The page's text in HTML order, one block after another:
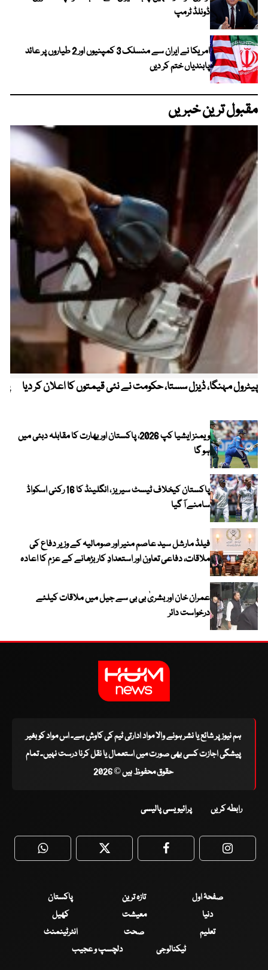
ڈونلڈ ٹرمپ
امریکا نے ایران سے منسلک 3 کمپنیوں اور 2 طیاروں پر عائد
پابندیاں ختم کر دیں
مقبول ترین خبریں
پیٹرول مہنگا، ڈیزل سستا، حکومت نے نئی قیمتوں کا اعلان کر دیا
ویمنز ایشیا کپ 2026، پاکستان اور بھارت کا مقابلہ دبئی میں
ہو گا
پاکستان کیخلاف ٹیسٹ سیریز ، انگلینڈ کا 16 رکنی اسکواڈ
سامنے آ گیا
فیلڈ مارشل سید عاصم منیر اور صومالیہ کے وزیر دفاع کی
ملاقات، دفاعی تعاون اور استعدادِ کار بڑھانے کے عزم کا اعادہ
عمران خان اور بشریٰ بی بی سے جیل میں ملاقات کیلئے
درخواست دائر
ہم نیوز پر شائع یا نشر ہونے والا مواد ادارتی ٹیم کی کاوش ہے۔ اس مواد کو بغیر
پیشگی اجازت کسی بھی صورت میں استعمال یا نقل کرنا درست نہیں۔ تمام
حقوق محفوظ ہیں © 2026
رابطہ کریں پرائیویسی پالیسی
WhatsApp Twitter Facebook
صفحۂ اول تازہ ترین
پاکستان
دنیا
معیشت
کھیل
تعلیم
صحت
انٹرٹینمنٹ
ٹیکنالوجی
دلچسپ و عجیب